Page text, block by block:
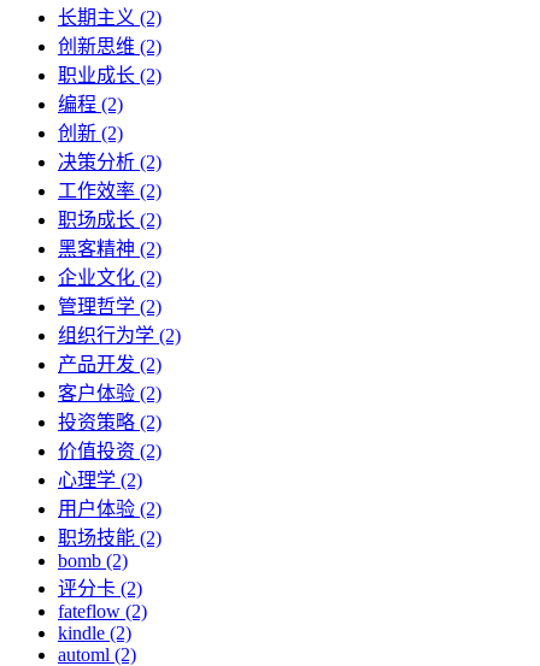
长期主义 (2)
创新思维 (2)
职业成长 (2)
编程 (2)
创新 (2)
决策分析 (2)
工作效率 (2)
职场成长 (2)
黑客精神 (2)
企业文化 (2)
管理哲学 (2)
组织行为学 (2)
产品开发 (2)
客户体验 (2)
投资策略 (2)
价值投资 (2)
心理学 (2)
用户体验 (2)
职场技能 (2)
bomb (2)
评分卡 (2)
fateflow (2)
kindle (2)
automl (2)